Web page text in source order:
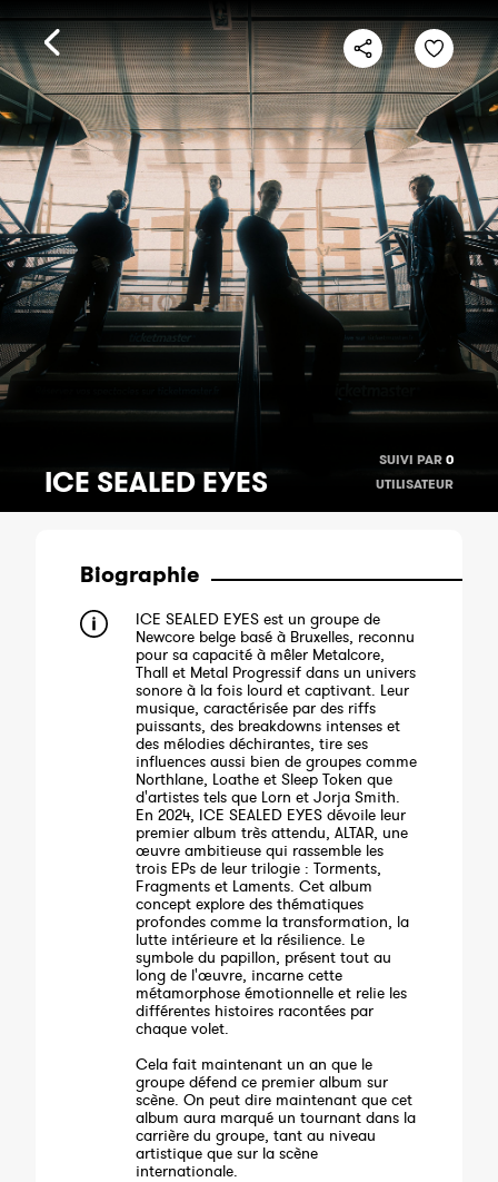
ICE SEALED EYES
SUIVI PAR 0
UTILISATEUR
Biographie
ICE SEALED EYES est un groupe de
Newcore belge basé à Bruxelles, reconnu
pour sa capacité à mêler Metalcore,
Thall et Metal Progressif dans un univers
sonore à la fois lourd et captivant. Leur
musique, caractérisée par des riffs
puissants, des breakdowns intenses et
des mélodies déchirantes, tire ses
influences aussi bien de groupes comme
Northlane, Loathe et Sleep Token que
d'artistes tels que Lorn et Jorja Smith.
En 2024, ICE SEALED EYES dévoile leur
premier album très attendu, ALTAR, une
œuvre ambitieuse qui rassemble les
trois EPs de leur trilogie : Torments,
Fragments et Laments. Cet album
concept explore des thématiques
profondes comme la transformation, la
lutte intérieure et la résilience. Le
symbole du papillon, présent tout au
long de l'œuvre, incarne cette
métamorphose émotionnelle et relie les
différentes histoires racontées par
chaque volet.
Cela fait maintenant un an que le
groupe défend ce premier album sur
scène. On peut dire maintenant que cet
album aura marqué un tournant dans la
carrière du groupe, tant au niveau
artistique que sur la scène
internationale.